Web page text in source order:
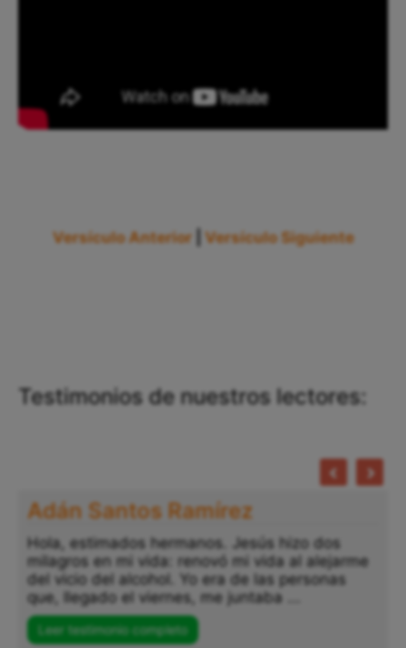
Versículo Anterior Versículo Siguiente
Testimonios de nuestros lectores:
Adán Santos Ramírez
Hola, estimados hermanos. Jesús hizo dos
milagros en mi vida: renovó mi vida al alejarme
del vicio del alcohol. Yo era de las personas
que, llegado el viernes, me juntaba ...
Leer testimonio completo